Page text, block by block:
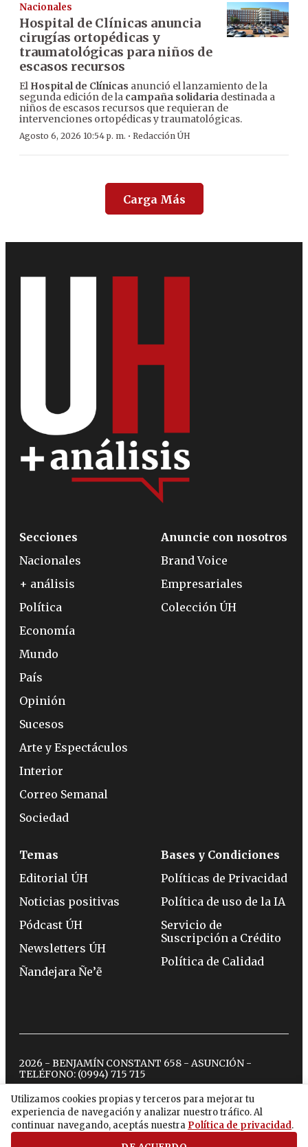
Nacionales
Hospital de Clínicas anuncia
cirugías ortopédicas y
traumatológicas para niños de
escasos recursos
El Hospital de Clínicas anunció el lanzamiento de la
segunda edición de la campaña solidaria destinada a
niños de escasos recursos que requieran de
intervenciones ortopédicas y traumatológicas.
Agosto 6, 2026 10:54 p. m. · Redacción ÚH
Carga Más
Utilizamos cookies propias y terceros para mejorar tu
experiencia de navegación y analizar nuestro tráfico. Al
continuar navegando, aceptás nuestra Política de privacidad.
Secciones
Nacionales
+ análisis
Política
Economía
Mundo
País
Opinión
Sucesos
Arte y Espectáculos
Interior
Correo Semanal
Sociedad
Anuncie con nosotros
Brand Voice
Empresariales
Colección ÚH
Temas
Editorial ÚH
Noticias positivas
Pódcast ÚH
Newsletters ÚH
Ñandejara Ñe’ẽ
Bases y Condiciones
Políticas de Privacidad
Política de uso de la IA
Servicio de
Suscripción a Crédito
Política de Calidad
2026 - BENJAMÍN CONSTANT 658 - ASUNCIÓN -
TELÉFONO: (0994) 715 715
twitterinstagram
facebook
tiktokyoutubespotify